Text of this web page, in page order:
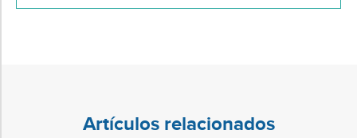
Artículos relacionados